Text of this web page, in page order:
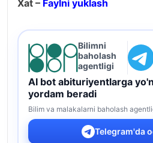
Xat – Faylni yuklash
Bilimni
baholash
agentligi
AI bot abituriyentlarga
yordam beradi
Bilim va malakalarni baholash
Telegram'da